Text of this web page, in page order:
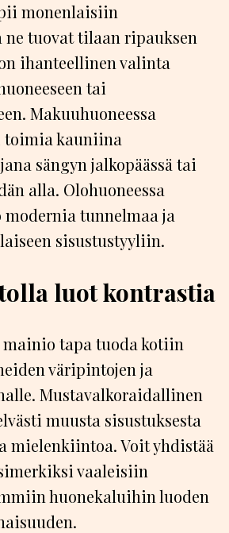
monenlaisiin
tuovat tilaan ripauksen
ihanteellinen valinta
tai
Makuuhuoneessa
toimia kauniina
sängyn jalkopäässä tai
alla. Olohuoneessa
modernia tunnelmaa ja
sisustustyyliin.
luot kontrastia
mainio tapa tuoda kotiin
väripintojen ja
Mustavalkoraidallinen
muusta sisustuksesta
mielenkiintoa. Voit yhdistää
vaaleisiin
huonekaluihin luoden